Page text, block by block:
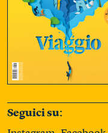
Seguici su: